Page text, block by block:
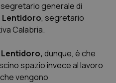
generale di
Lentidoro, segretario
Calabria.
Lentidoro, dunque, è che
spazio invece al lavoro
vengono